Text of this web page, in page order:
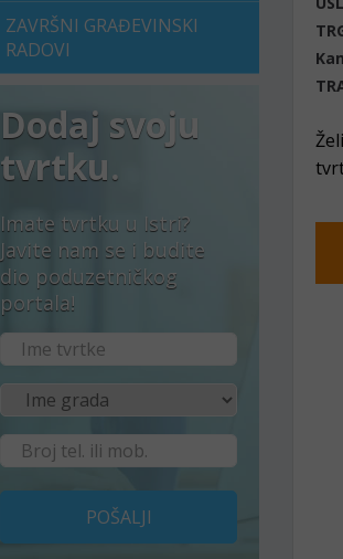
ZAVRŠNI GRAĐEVINSKI
RADOVI
Dodaj svoju
tvrtku.
Imate tvrtku u Istri?
Javite nam se i budite
dio poduzetničkog
portala!
POŠALJI